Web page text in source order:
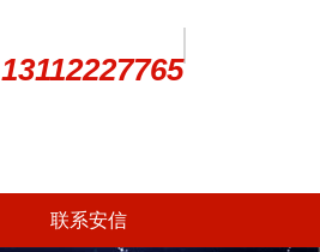
13112227765
联系安信